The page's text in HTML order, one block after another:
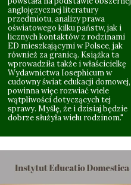
anglojęzycznej literatury
przedmiotu, analizy prawa
oświatowego kilku państw, jak i
licznych kontaktów z rodzinami
ED mieszkającymi w Polsce, jak
również za granicą. Książka ta
wprowadziła także i właścicielkę
Wydawnictwa Iosephicum w
cudowny świat edukacji domowej,
powinna więc rozwiać wiele
wątpliwości dotyczących tej
sprawy. Myślę, że i dzisiaj będzie
dobrze służyła wielu rodzinom."